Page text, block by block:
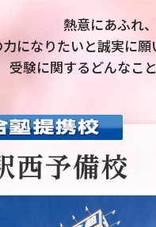
熱意にあふれ
になりたいと誠実に願
受験に関するどんなこ